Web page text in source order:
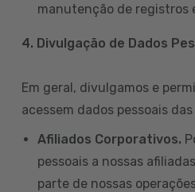
manutenção de registros
4. Divulgação de Dados
Em geral, divulgamos e
acessem dados pessoais
Afiliados Corporativos.
pessoais a nossas
parte de nossas